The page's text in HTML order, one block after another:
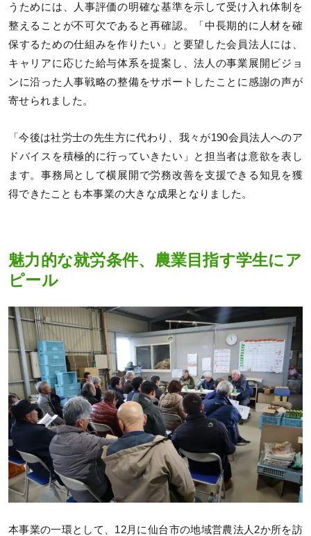
うためには、人事評価の明確な基準を示して受け入れ体制を
整えることが不可欠であると再確認。「中長期的に人材を確
保するための仕組みを作りたい」と要望した会員法人には、
キャリアに応じた給与体系を提案し、法人の事業展開ビジョ
ンに沿った人事戦略の整備をサポートしたことに感謝の声が
寄せられました。
「今後は社労士の先生方に代わり、我々が190会員法人へのア
ドバイスを積極的に行っていきたい」と担当者は意欲を表し
ます。事務局として横展開で労務改善を支援できる知見を獲
得できたことも本事業の大きな成果となりました。
魅力的な就労条件、農業目指す学生にア
ピール
本事業の一環として、12月に仙台市の地域営農法人2か所を訪